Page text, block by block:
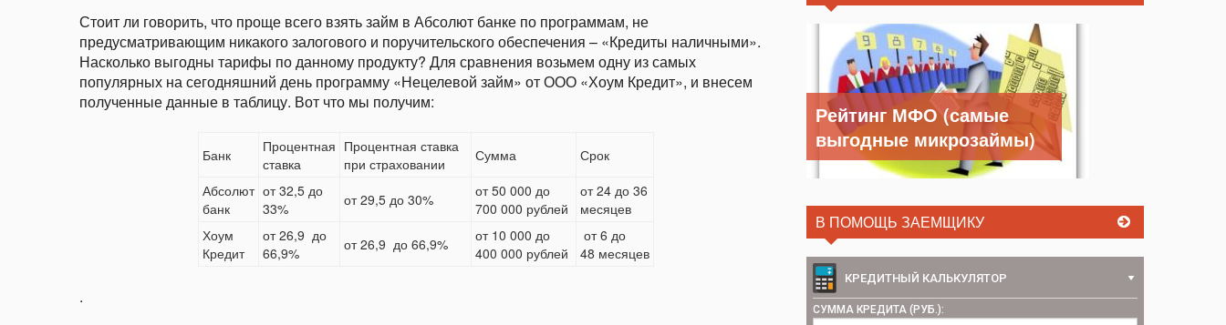
Стоит ли говорить, что проще всего взять займ в Абсолют банке по программам, не
предусматривающим никакого залогового и поручительского обеспечения – «Кредиты наличными».
Насколько выгодны тарифы по данному продукту? Для сравнения возьмем одну из самых
популярных на сегодняшний день программу «Нецелевой займ» от ООО «Хоум Кредит», и внесем
полученные данные в таблицу. Вот что мы получим:
Банк
Процентная
ставка
Процентная ставка
при страховании
Сумма
Срок
Абсолют
банк
от 32,5 до
33%
от 29,5 до 30%
от 50 000 до
700 000 рублей
от 24 до 36
месяцев
Хоум
Кредит
от 26,9 до
66,9%
от 26,9 до 66,9%
от 10 000 до
400 000 рублей
от 6 до
48 месяцев
.
Рейтинг МФО (самые
выгодные микрозаймы)
В ПОМОЩЬ ЗАЕМЩИКУ
КРЕДИТНЫЙ КАЛЬКУЛЯТОР
СУММА КРЕДИТА (РУБ.):